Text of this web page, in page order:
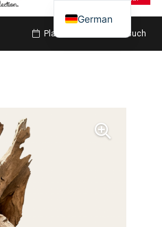
Planen Sie meinen Besuch
German